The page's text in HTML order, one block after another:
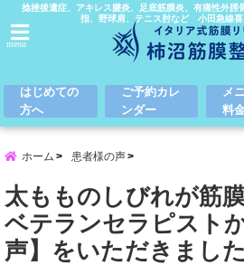
捻挫後遺症、アキレス腱炎、足底筋膜炎、有痛性外脛
指、野球肩、テニス肘など 小田急線
menu
はじめての
方へ
ご予約カレ
ンダー
メ
料
ホーム 患者様の声
太もものしびれが筋
ベテランセラピスト
声】をいただきました